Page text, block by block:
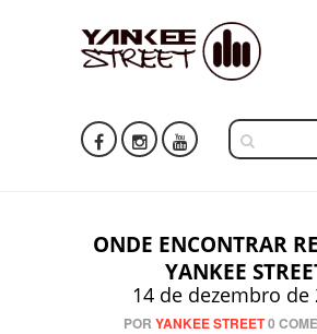
ONDE ENCONTRAR
YANKEE
14 de dezembro de
POR YANKEE STREET0